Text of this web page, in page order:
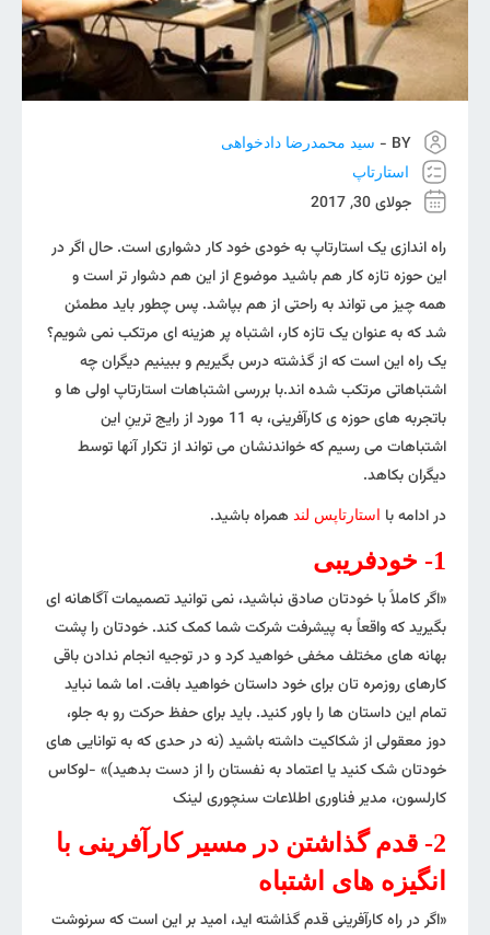
BY -
سید محمدرضا دادخواهی
استارتاپ
جولای 30, 2017
راه اندازی یک استارتاپ به خودی خود کار دشواری است. حال اگر در
این حوزه تازه کار هم باشید موضوع از این هم دشوار تر است و
همه چیز می تواند به راحتی از هم بپاشد. پس چطور باید مطمئن
شد که به عنوان یک تازه کار، اشتباه پر هزینه ای مرتکب نمی شویم؟
یک راه این است که از گذشته درس بگیریم و ببینیم دیگران چه
اشتباهاتی مرتکب شده اند.با بررسی اشتباهات استارتاپ اولی ها و
باتجربه های حوزه ی کارآفرینی، به 11 مورد از رایج ترینِ این
اشتباهات می رسیم که خواندنشان می تواند از تکرار آنها توسط
دیگران بکاهد.
در ادامه با
استارتاپس لند همراه باشید.
1- خودفریبی
«اگر کاملاً با خودتان صادق نباشید، نمی توانید تصمیمات آگاهانه ای
بگیرید که واقعاً به پیشرفت شرکت شما کمک کند. خودتان را پشت
بهانه های مختلف مخفی خواهید کرد و در توجیه انجام ندادن باقی
کارهای روزمره تان برای خود داستان خواهید بافت. اما شما نباید
تمام این داستان ها را باور کنید. باید برای حفظ حرکت رو به جلو،
دوز معقولی از شکاکیت داشته باشید (نه در حدی که به توانایی های
خودتان شک کنید یا اعتماد به نفستان را از دست بدهید)» -لوکاس
کارلسون، مدیر فناوری اطلاعات سنچوری لینک
2- قدم گذاشتن در مسیر کارآفرینی با
انگیزه های اشتباه
«اگر در راه کارآفرینی قدم گذاشته اید، امید بر این است که سرنوشت